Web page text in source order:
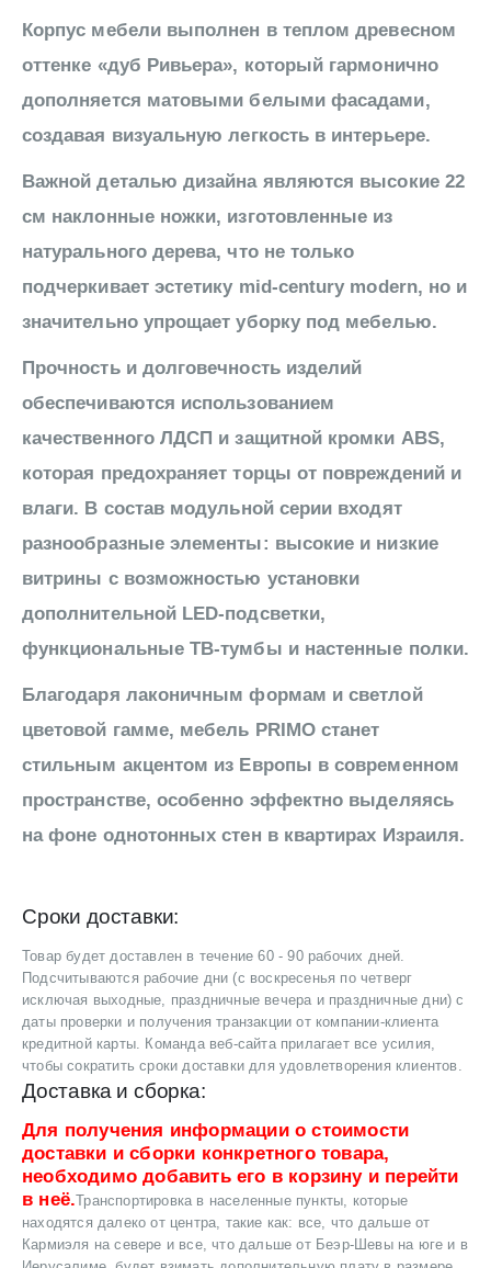
Корпус мебели выполнен в теплом древесном
оттенке «дуб Ривьера», который гармонично
дополняется матовыми белыми фасадами,
создавая визуальную легкость в интерьере.
Важной деталью дизайна являются высокие 22
см наклонные ножки, изготовленные из
натурального дерева, что не только
подчеркивает эстетику mid-century modern, но и
значительно упрощает уборку под мебелью.
Прочность и долговечность изделий
обеспечиваются использованием
качественного ЛДСП и защитной кромки ABS,
которая предохраняет торцы от повреждений и
влаги. В состав модульной серии входят
разнообразные элементы: высокие и низкие
витрины с возможностью установки
дополнительной LED-подсветки,
функциональные ТВ-тумбы и настенные полки.
Благодаря лаконичным формам и светлой
цветовой гамме, мебель PRIMO станет
стильным акцентом из Европы в современном
пространстве, особенно эффектно выделяясь
на фоне однотонных стен в квартирах Израиля.
Сроки доставки:
Товар будет доставлен в течение 60 - 90 рабочих дней.
Подсчитываются рабочие дни (с воскресенья по четверг
исключая выходные, праздничные вечера и праздничные дни) с
даты проверки и получения транзакции от компании-клиента
кредитной карты. Команда веб-сайта прилагает все усилия,
чтобы сократить сроки доставки для удовлетворения клиентов.
Доставка и сборка:
Для получения информации о стоимости
доставки и сборки конкретного товара,
необходимо добавить его в корзину и перейти
в неё.Транспортировка в населенные пункты, которые
находятся далеко от центра, такие как: все, что дальше от
Кармиэля на севере и все, что дальше от Беэр-Шевы на юге и в